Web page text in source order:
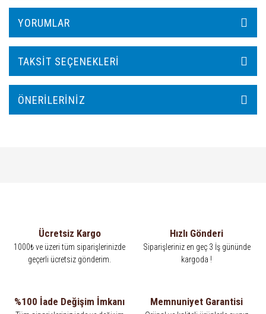
YORUMLAR
TAKSIT SEÇENEKLERI
ÖNERILERINIZ
Ücretsiz Kargo
1000₺ ve üzeri tüm siparişlerinizde
geçerli ücretsiz gönderim.
Hızlı Gönderi
Siparişleriniz en geç 3 İş gününde
kargoda !
%100 İade Değişim İmkanı Memnuniyet Garantisi